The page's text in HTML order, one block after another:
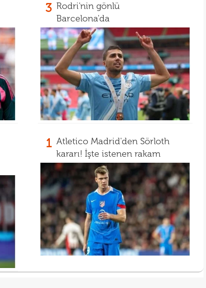
3 Rodri'nin gönlü
Barcelona'da
1 Atletico Madrid'den Sörloth
kararı! İşte istenen rakam